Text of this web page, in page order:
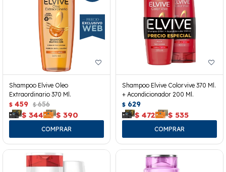
Shampoo Elvive Oleo
Extraordinario 370 Ml.
$ 459 $ 656
$ 344 $ 390
Shampoo Elvive Colorvive 370 Ml.
+ Acondicionador 200 Ml.
$ 629
$ 472 $ 535